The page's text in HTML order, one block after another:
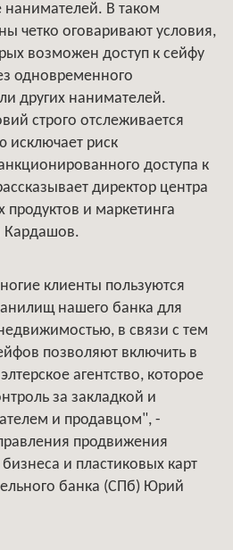
нанимателей. В таком
четко оговаривают условия,
возможен доступ к сейфу
одновременного
других нанимателей.
строго отслеживается
исключает риск
доступа к
директор центра
продуктов и маркетинга
Кардашов.
клиенты пользуются
нашего банка для
в связи с тем
позволяют включить в
агентство, которое
за закладкой и
и продавцом", -
продвижения
и пластиковых карт
банка (СПб) Юрий